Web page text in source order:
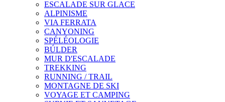
ESCALADE SUR GLACE
ALPINISME
VIA FERRATA
CANYONING
SPÉLÉOLOGIE
BÚLDER
MUR D'ESCALADE
TREKKING
RUNNING / TRAIL
MONTAGNE DE SKI
VOYAGE ET CAMPING